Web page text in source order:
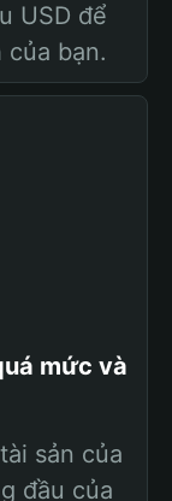
USD để
của bạn.
mức và
sản của
đầu của